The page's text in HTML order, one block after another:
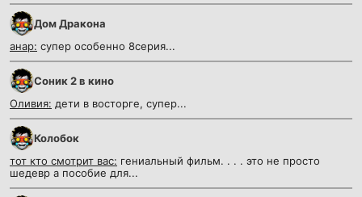
Дом Дракона
анар: супер особенно 8серия...
Соник 2 в кино
Оливия: дети в восторге, супер...
Колобок
тот кто смотрит вас: гениальный фильм. . . . это не просто
шедевр а пособие для...